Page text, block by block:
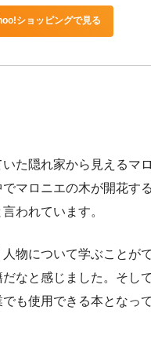
ショッピングで見る
た隠れ家から見えるマ
マロニエの木が開花す
われています。
物について学ぶことが
なと感じました。そし
も使用できる本となっ